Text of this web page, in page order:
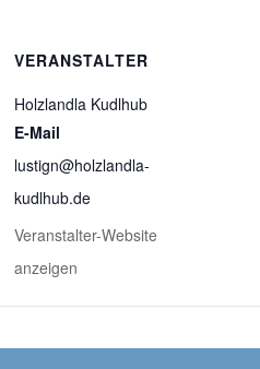
VERANSTALTER
Holzlandla Kudlhub
E-Mail
lustign@holzlandla-
kudlhub.de
Veranstalter-Website
anzeigen